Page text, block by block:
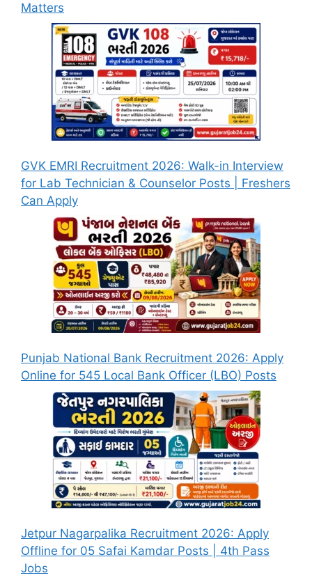
Matters
GVK EMRI Recruitment 2026: Walk-in Interview
for Lab Technician & Counselor Posts | Freshers
Can Apply
Punjab National Bank Recruitment 2026: Apply
Online for 545 Local Bank Officer (LBO) Posts
Jetpur Nagarpalika Recruitment 2026: Apply
Offline for 05 Safai Kamdar Posts | 4th Pass
Jobs